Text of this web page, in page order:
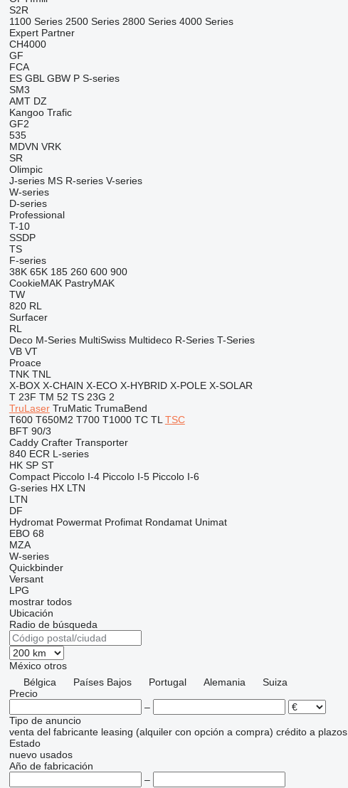
S2R
1100 Series 2500 Series 2800 Series 4000 Series
Expert Partner
CH4000
GF
FCA
ES GBL GBW P S-series
SM3
AMT DZ
Kangoo Trafic
GF2
535
MDVN VRK
SR
Olimpic
J-series MS R-series V-series
W-series
D-series
Professional
T-10
SSDP
TS
F-series
38K 65K 185 260 600 900
CookieMAK PastryMAK
TW
820 RL
Surfacer
RL
Deco M-Series MultiSwiss Multideco R-Series T-Series
VB VT
Proace
TNK TNL
X-BOX X-CHAIN X-ECO X-HYBRID X-POLE X-SOLAR
T 23F TM 52 TS 23G 2
TruLaser TruMatic TrumaBend
T600 T650M2 T700 T1000 TC TL TSC
BFT 90/3
Caddy Crafter Transporter
840 ECR L-series
HK SP ST
Compact Piccolo I-4 Piccolo I-5 Piccolo I-6
G-series HX LTN
LTN
DF
Hydromat Powermat Profimat Rondamat Unimat
EBO 68
MZA
W-series
Quickbinder
Versant
LPG
mostrar todos
Ubicación
Radio de búsqueda
México otros
Bélgica
Países Bajos Portugal Alemania
Suiza
Precio
–
Tipo de anuncio
venta del fabricante leasing (alquiler con opción a compra) crédito a plazos
Estado
nuevo usados
Año de fabricación
–